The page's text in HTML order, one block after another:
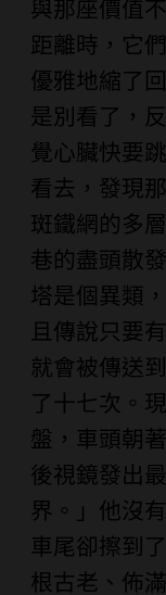
與那座價值
距離時，它
優雅地縮了
是別看了，
覺心臟快要
看去，發現
斑鐵網的多
巷的盡頭散
塔是個異類
且傳說只要
就會被傳送
了十七次。
盤，車頭朝
後視鏡發出
界。」他沒
車尾卻擦到
根古老、佈